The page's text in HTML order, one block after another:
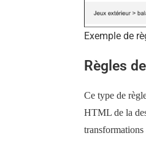
Exemple de
Règles
Ce type de
HTML de la